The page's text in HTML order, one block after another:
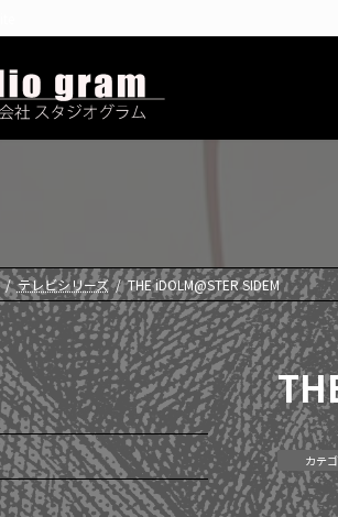
テレビシリーズ THE iDOLM@STER SIDEM
カテ